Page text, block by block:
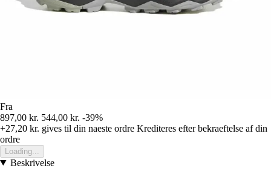
Fra
897,00 kr. 544,00 kr. -39%
+27,20 kr. gives til din naeste ordre Krediteres efter bekraeftelse af din
ordre
Loading...
Beskrivelse